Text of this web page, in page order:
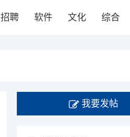
招聘 软件 文化 综合
我要发帖